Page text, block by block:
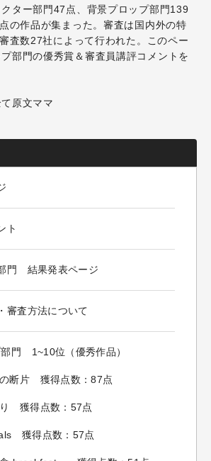
ター部門47点、背景プロップ部門139
の作品が集まった。審査は国内外の特
査数27社によって行われた。このペー
部門の優秀賞＆審査員講評コメントを
原文ママ
ト
門 結果発表ページ
審査方法について
門 1~10位（優秀作品）
断片 獲得点数：87点
獲得点数：57点
獲得点数：57点